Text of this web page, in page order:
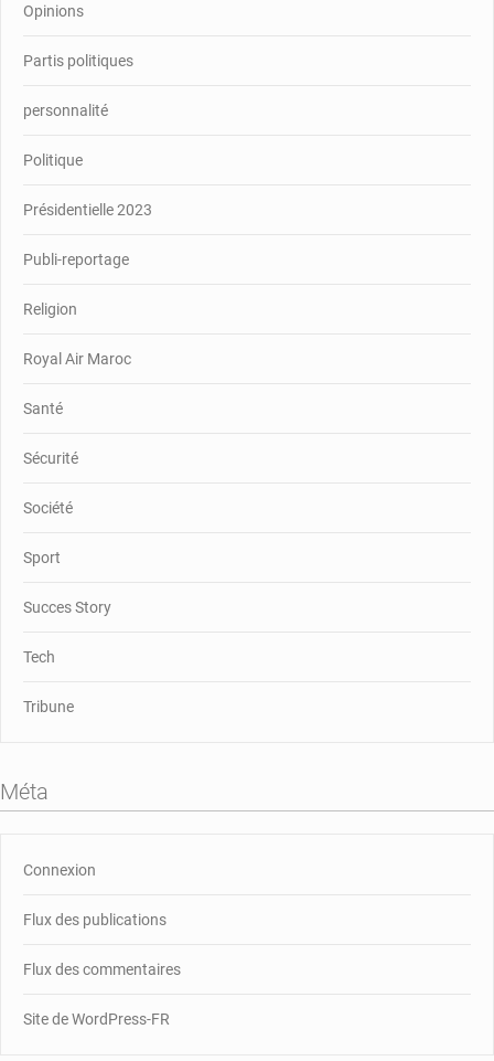
Opinions
Partis politiques
personnalité
Politique
Présidentielle 2023
Publi-reportage
Religion
Royal Air Maroc
Santé
Sécurité
Société
Sport
Succes Story
Tech
Tribune
Méta
Connexion
Flux des publications
Flux des commentaires
Site de WordPress-FR